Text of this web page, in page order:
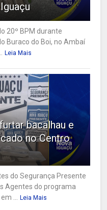
20º BPM durante
Buraco do Boi, no Ambaí
Leia Mais
bacalhau e
no Centro
do Segurança Presente
Agentes do programa
...
Leia Mais